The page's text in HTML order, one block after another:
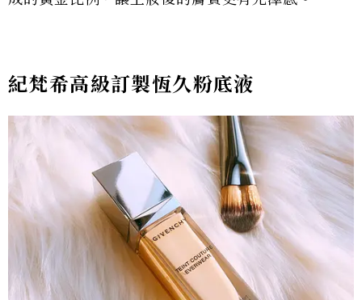
紀梵希高級訂製恆久粉底液